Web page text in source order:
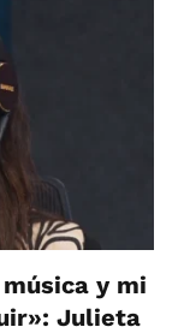
y mi
Julieta